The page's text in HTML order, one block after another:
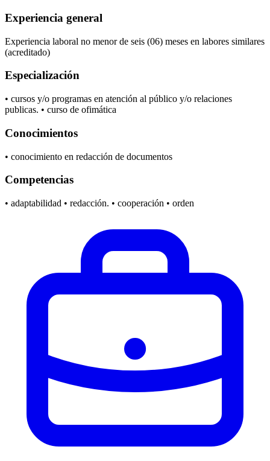
Experiencia general
Experiencia laboral no menor de seis (06) meses en labores similares
(acreditado)
Especialización
• cursos y/o programas en atención al público y/o relaciones
publicas. • curso de ofimática
Conocimientos
• conocimiento en redacción de documentos
Competencias
• adaptabilidad • redacción. • cooperación • orden